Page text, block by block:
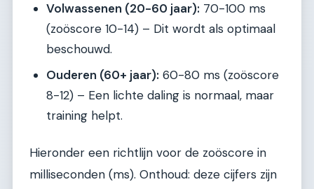
Volwassenen (20-60 jaar): 70-100 ms
(zoöscore 10-14) – Dit wordt als optimaal
beschouwd.
Ouderen (60+ jaar): 60-80 ms (zoöscore
8-12) – Een lichte daling is normaal, maar
training helpt.
Hieronder een richtlijn voor de zoöscore in
milliseconden (ms). Onthoud: deze cijfers zijn